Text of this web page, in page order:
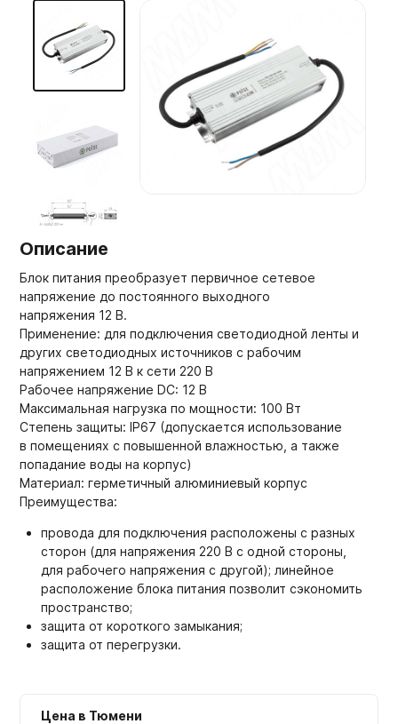
Мебельные образцы, каталоги
Описание
Блок питания преобразует первичное сетевое
напряжение до постоянного выходного
напряжения 12 В.
Применение: для подключения светодиодной ленты и
других светодиодных источников с рабочим
напряжением 12 В к сети 220 В
Рабочее напряжение DC: 12 В
Максимальная нагрузка по мощности: 100 Вт
Степень защиты: IP67 (допускается использование
в помещениях с повышенной влажностью, а также
попадание воды на корпус)
Материал: герметичный алюминиевый корпус
Преимущества:
провода для подключения расположены с разных
сторон (для напряжения 220 В с одной стороны,
для рабочего напряжения с другой); линейное
расположение блока питания позволит сэкономить
пространство;
защита от короткого замыкания;
защита от перегрузки.
Цена в Тюмени